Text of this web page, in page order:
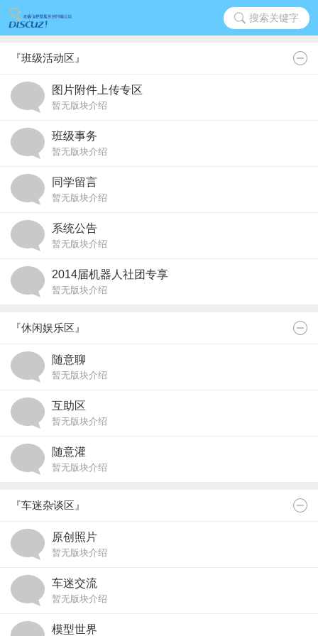
搜索关键字
『班级活动区』
图片附件上传专区
暂无版块介绍
班级事务
暂无版块介绍
同学留言
暂无版块介绍
系统公告
暂无版块介绍
2014届机器人社团专享
暂无版块介绍
『休闲娱乐区』
随意聊
暂无版块介绍
互助区
暂无版块介绍
随意灌
暂无版块介绍
『车迷杂谈区』
原创照片
暂无版块介绍
车迷交流
暂无版块介绍
模型世界